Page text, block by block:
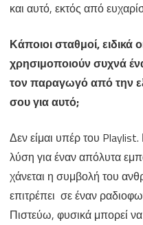
και αυτό, εκτός από
Κάποιοι σταθμοί, ειδικά
χρησιμοποιούν συχνά
τον παραγωγό από την
σου για αυτό;
Δεν είμαι υπέρ του Playlist.
λύση για έναν απόλυτα
χάνεται η συμβολή του
επιτρέπει σε έναν
Πιστεύω, φυσικά μπορεί